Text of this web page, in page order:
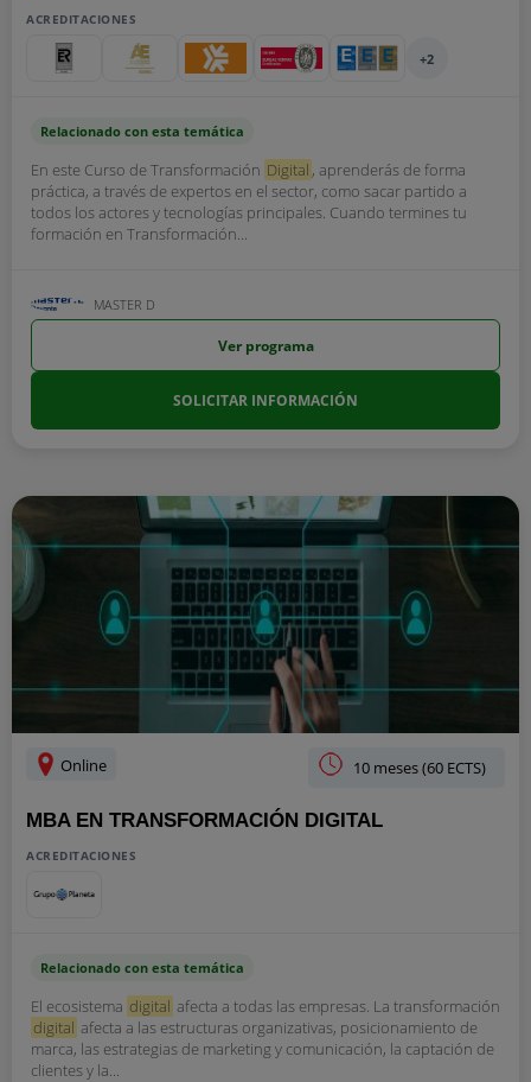
ACREDITACIONES
+2
Relacionado con esta temática
En este Curso de Transformación Digital , aprenderás de forma
práctica, a través de expertos en el sector, como sacar partido a
todos los actores y tecnologías principales. Cuando termines tu
formación en Transformación...
MASTER D
Ver programa
SOLICITAR INFORMACIÓN
Online 10 meses (60 ECTS)
MBA EN TRANSFORMACIÓN DIGITAL
ACREDITACIONES
Relacionado con esta temática
El ecosistema digital afecta a todas las empresas. La transformación
digital afecta a las estructuras organizativas, posicionamiento de
marca, las estrategias de marketing y comunicación, la captación de
clientes y la...